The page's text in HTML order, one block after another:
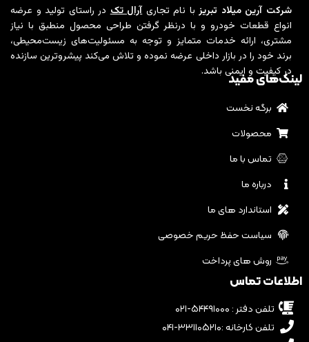
شرکت آرین میلاد تبریزبا نام تجاریآرال تکدر راستای تولید و عرضه
انواع قطعات خودرو و با درنظر گرفتن طراحی محصول منطبق با نیاز
مشتری، ارائه خدمات متمایز و توجه به مسئولیت‌های زیست‌محیطی،
برند خود را در بازار داخلی عرضه نموده و تلاش می‌کند پیشروترین سازنده
در کیفیت و ایمنی باشد.
لینک‌های مفید
برگه نخست
محصولات
تماس با ما
درباره ما
استاندارد های ما
سیاست حفظ حریم خصوصی
روش های پرداخت
اطلاعات تماس
تلفن دفتر : ۵۴۴۹۱۰۰۰-۰۲۱
تلفن کارخانه :۳۳۱۱۰۵۲۱۰-۰۴۱